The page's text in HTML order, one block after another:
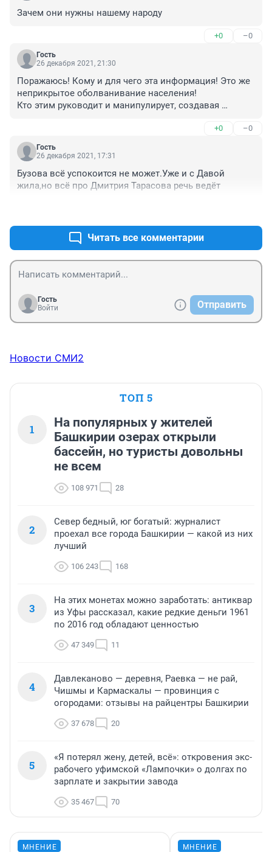
Зачем они нужны нашему народу
+0 –0
Гость
26 декабря 2021, 21:30
Поражаюсь! Кому и для чего эта информация! Это же
неприкрытое оболванивание населения!
Кто этим руководит и манипулирует, создавая
поколение!!!! Это что за «промывка» мозгов! Что
несут эти Моргенштерн, бузовы, и другие.,,,
+0 –0
Гость
26 декабря 2021, 17:31
Бузова всё успокоится не может.Уже и с Давой
жила,но всё про Дмитрия Тарасова речь ведёт
Читать все комментарии
Гость
Войти
Отправить
Новости СМИ2
ТОП 5
1
На популярных у жителей
Башкирии озерах открыли
бассейн, но туристы довольны
не всем
108 971 28
2
Север бедный, юг богатый: журналист
проехал все города Башкирии — какой из них
лучший
106 243 168
3
На этих монетах можно заработать: антиквар
из Уфы рассказал, какие редкие деньги 1961
по 2016 год обладают ценностью
47 349 11
4
Давлеканово — деревня, Раевка — не рай,
Чишмы и Кармаскалы — провинция с
огородами: отзывы на райцентры Башкирии
37 678 20
5
«Я потерял жену, детей, всё»: откровения экс-
рабочего уфимской «Лампочки» о долгах по
зарплате и закрытии завода
35 467 70
МНЕНИЕ МНЕНИЕ